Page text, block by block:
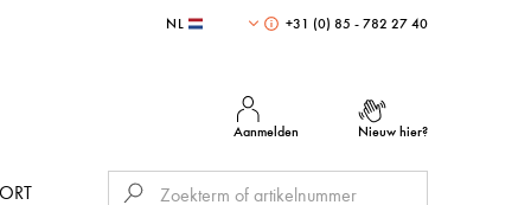
NL +31 (0) 85 - 782 27 40
Aanmelden Nieuw hier?